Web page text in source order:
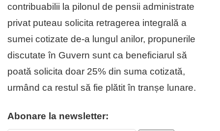
contribuabilii la pilonul de pensii administrate
privat puteau solicita retragerea integrală a
sumei cotizate de-a lungul anilor, propunerile
discutate în Guvern sunt ca beneficiarul să
poată solicita doar 25% din suma cotizată,
urmând ca restul să fie plătit în tranșe lunare.
Abonare la newsletter: